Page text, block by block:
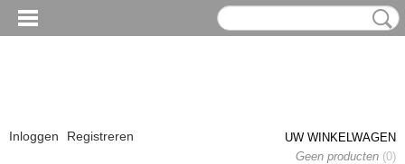
Inloggen Registreren
UW WINKELWAGEN
Geen producten (0)